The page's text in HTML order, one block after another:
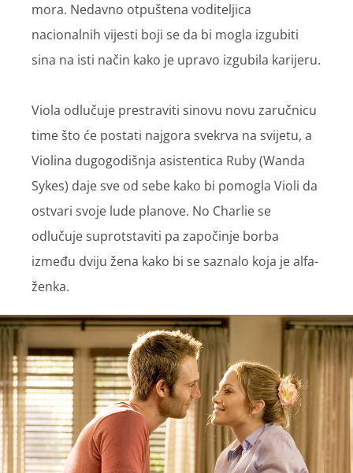
mora. Nedavno otpuštena voditeljica
nacionalnih vijesti boji se da bi mogla izgubiti
sina na isti način kako je upravo izgubila karijeru.
Viola odlučuje prestraviti sinovu novu zaručnicu
time što će postati najgora svekrva na svijetu, a
Violina dugogodišnja asistentica Ruby (Wanda
Sykes) daje sve od sebe kako bi pomogla Violi da
ostvari svoje lude planove. No Charlie se
odlučuje suprotstaviti pa započinje borba
između dviju žena kako bi se saznalo koja je alfa-
ženka.